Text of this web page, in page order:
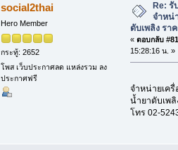
social2thai
Hero Member
กระทู้: 2652
โพส เว็บประกาศลด แหล่งรวม ลง
ประกาศฟรี
Re: รั
จำหน่
ดับเพลิง รา
« ตอบกลับ
15:28:16 น. »
จำหน่ายเครื่
น้ำยาดับเพลิ
โทร 02-